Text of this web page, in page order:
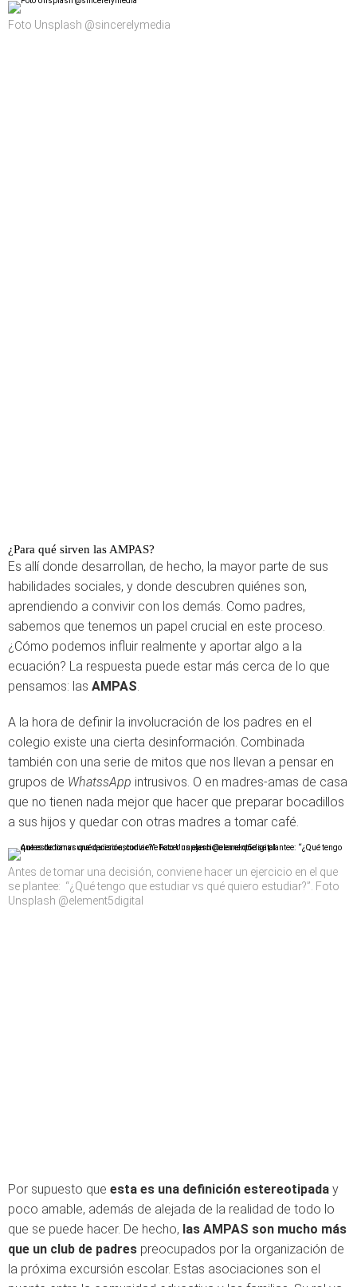
Foto Unsplash @sincerelymedia
¿Para qué sirven las AMPAS?
Es allí donde desarrollan, de hecho, la mayor parte de sus
habilidades sociales, y donde descubren quiénes son,
aprendiendo a convivir con los demás. Como padres,
sabemos que tenemos un papel crucial en este proceso.
¿Cómo podemos influir realmente y aportar algo a la
ecuación? La respuesta puede estar más cerca de lo que
pensamos: las AMPAS.
A la hora de definir la involucración de los padres en el
colegio existe una cierta desinformación. Combinada
también con una serie de mitos que nos llevan a pensar en
grupos de WhatssApp intrusivos. O en madres-amas de casa
que no tienen nada mejor que hacer que preparar bocadillos
a sus hijos y quedar con otras madres a tomar café.
Antes de tomar una decisión, conviene hacer un ejercicio en el que
se plantee: “¿Qué tengo que estudiar vs qué quiero estudiar?”. Foto
Unsplash @element5digital
Por supuesto que esta es una definición estereotipada y
poco amable, además de alejada de la realidad de todo lo
que se puede hacer. De hecho, las AMPAS son mucho más
que un club de padres preocupados por la organización de
la próxima excursión escolar. Estas asociaciones son el